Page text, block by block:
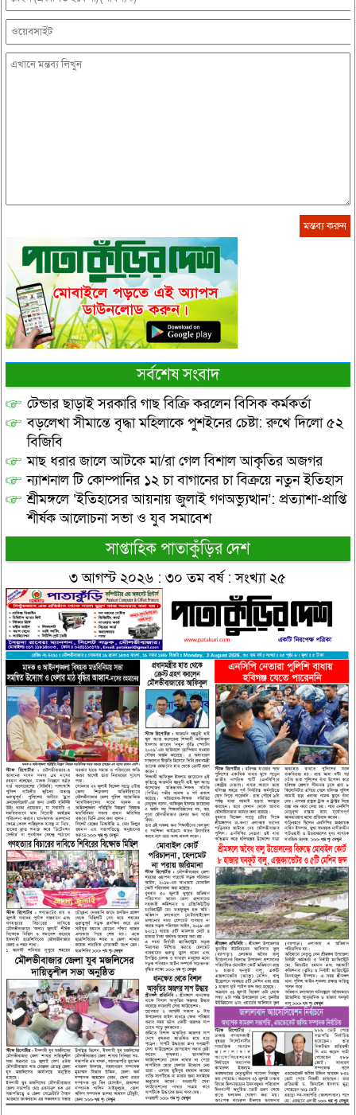
সর্বশেষ সংবাদ
টেন্ডার ছাড়াই সরকারি গাছ বিক্রি করলেন বিসিক কর্মকর্তা
বড়লেখা সীমান্তে বৃদ্ধা মহিলাকে পুশইনের চেষ্টা: রুখে দিলো ৫২
বিজিবি
মাছ ধরার জালে আটকে মা/রা গেল বিশাল আকৃতির অজগর
ন্যাশনাল টি কোম্পানির ১২ চা বাগানের চা বিক্রয়ে নতুন ইতিহাস
শ্রীমঙ্গলে ‘ইতিহাসের আয়নায় জুলাই গণঅভ্যুত্থান’: প্রত্যাশা-প্রাপ্তি
শীর্ষক আলোচনা সভা ও যুব সমাবেশ
সাপ্তাহিক পাতাকুঁড়ির দেশ
৩ আগস্ট ২০২৬ : ৩০ তম বর্ষ : সংখ্যা ২৫